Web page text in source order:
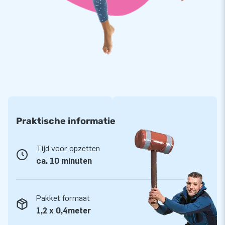
weten dat het een kwaliteitsproduct is, kunnen we je ook met
plezier 2 jaar garantie geven. En gaat er toch iets stuk, dan is
er nog geen probleem: we komen ‘m gedurende die 2 jaar
JB laat al meer dan 15 jaar mensen wereldwijd feesten
vieren. Dat doen we met onze designers, ontwikkelaars en
logistiek medewerkers, die unieke opblaasproducten leveren!
En je bent altijd verzekerd van onze professionele service en
levering. Daarom noemen ze ons ook wel ‘creators of
greatness’!
Praktische informatie
Tijd voor opzetten
ca. 10 minuten
Pakket formaat
1,2 x 0,4meter